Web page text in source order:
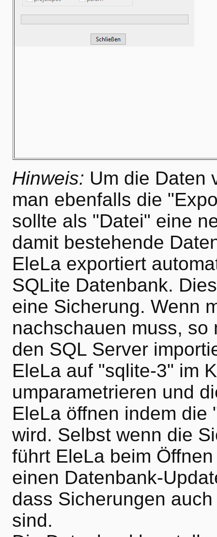
Hinweis: Um die Daten
man ebenfalls die
sollte als "Datei" eine
damit bestehende
EleLa exportiert
SQLite Datenbank.
eine Sicherung. Wenn
nachschauen muss,
den SQL Server
EleLa auf "sqlite-3" im
umparametrieren und
EleLa öffnen indem
wird. Selbst wenn die
führt EleLa beim
einen Datenbank-
dass Sicherungen
sind.